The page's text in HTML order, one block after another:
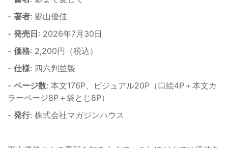
- 著者: 影山優佳
- 発売日 : 2026年7月30日
- 価格: 2,200円（税込）
- 仕様: 四六判並製
- ページ数: 本文176P、ビジュアル20P（口絵4P＋本文カ
ラーページ8P＋袋とじ8P）
- 発行: 株式会社マガジンハウス